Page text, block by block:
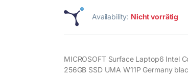
Availability: Nicht vorrätig
MICROSOFT Surface Laptop6 Intel
256GB SSD UMA W11P Germany